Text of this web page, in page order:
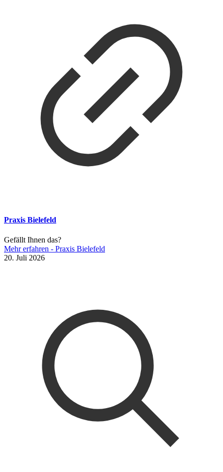
Praxis Bielefeld
Gefällt Ihnen das?
Mehr erfahren - Praxis Bielefeld
20. Juli 2026